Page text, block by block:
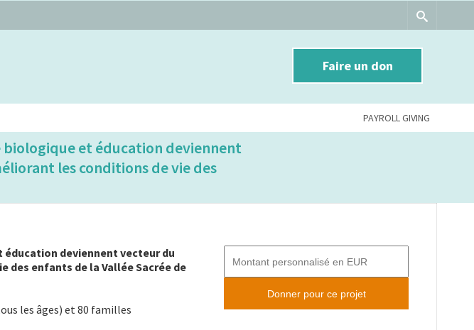
Faire un don
PAYROLL GIVING
et éducation deviennent
les conditions de vie des
deviennent vecteur du
enfants de la Vallée Sacrée de
les âges) et 80 familles